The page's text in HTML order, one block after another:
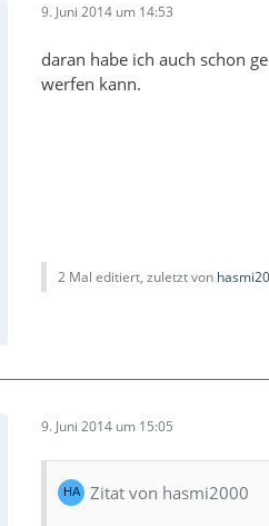
9. Juni 2014 um 14:53
daran habe ich auch schon
werfen kann.
2 Mal editiert, zuletzt von
9. Juni 2014 um 15:05
Zitat von hasmi2000